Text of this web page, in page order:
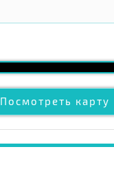
Посмотреть карту